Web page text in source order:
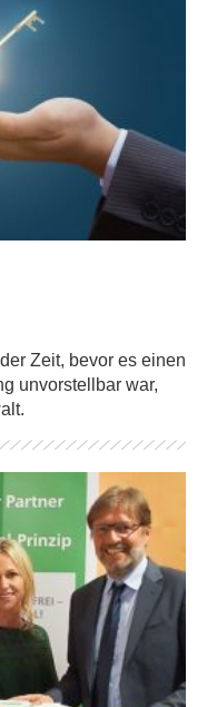
Zeit, bevor es einen
unvorstellbar war,